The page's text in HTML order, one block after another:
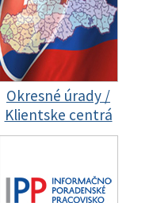
Okresné úrady /
Klientske centrá